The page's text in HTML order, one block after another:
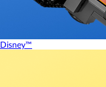
Disney™